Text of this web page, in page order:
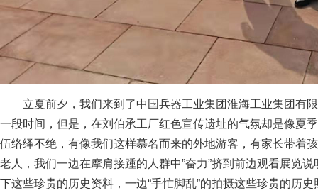
立夏前夕，我们来到了中国兵器工业集团淮海工业集团有
一段时间，但是，在刘伯承工厂红色宣传遗址的气氛却是像夏
伍络绎不绝，有像我们这样慕名而来的外地游客，有家长带着
老人，我们一边在摩肩接踵的人群中”奋力”挤到前边观看展览
下这些珍贵的历史资料，一边“手忙脚乱”的拍摄这些珍贵的历史